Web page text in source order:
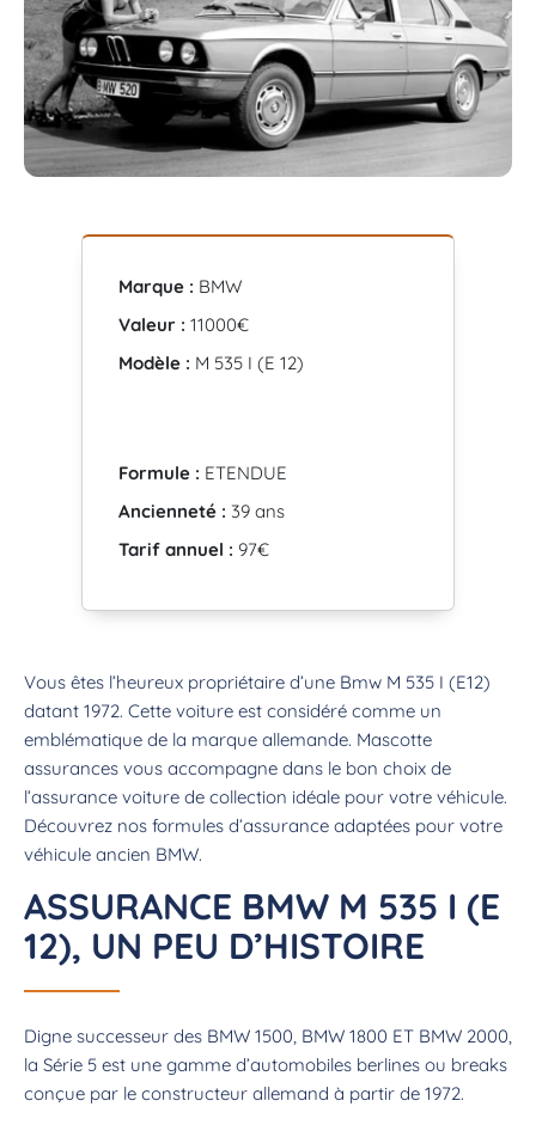
Marque : BMW
Valeur : 11000€
Modèle : M 535 I (E 12)
Formule : ETENDUE
Ancienneté : 39 ans
Tarif annuel : 97€
Vous êtes l’heureux propriétaire d’une Bmw M 535 I (E12)
datant 1972. Cette voiture est considéré comme un
emblématique de la marque allemande. Mascotte
assurances vous accompagne dans le bon choix de
l’assurance voiture de collection idéale pour votre véhicule.
Découvrez nos formules d’assurance adaptées pour votre
véhicule ancien BMW.
ASSURANCE BMW M 535 I (E
12), UN PEU D’HISTOIRE
Digne successeur des BMW 1500, BMW 1800 ET BMW 2000,
la Série 5 est une gamme d’automobiles berlines ou breaks
conçue par le constructeur allemand à partir de 1972.